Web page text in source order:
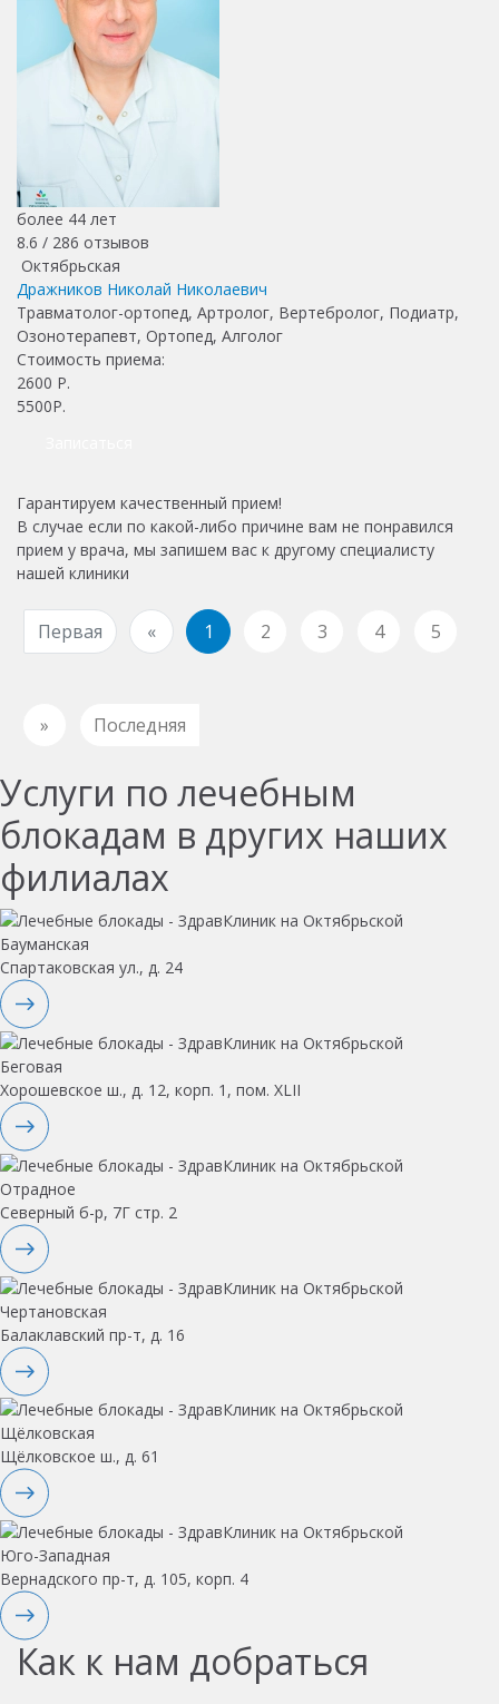
более 44 лет
8.6 / 286 отзывов
Октябрьская
Дражников Николай Николаевич
Травматолог-ортопед, Артролог, Вертебролог, Подиатр,
Озонотерапевт, Ортопед, Алголог
Стоимость приема:
2600 Р.
5500Р.
Гарантируем качественный прием!
В случае если по какой-либо причине вам не понравился
прием у врача, мы запишем вас к другому специалисту
нашей клиники
Первая « 1 2 3 4 5
» Последняя
Услуги по лечебным
блокадам в других наших
филиалах
Бауманская
Спартаковская ул., д. 24
Беговая
Хорошевское ш., д. 12, корп. 1, пом. XLII
Отрадное
Северный б-р, 7Г стр. 2
Чертановская
Балаклавский пр-т, д. 16
Щёлковская
Щёлковское ш., д. 61
Юго-Западная
Вернадского пр-т, д. 105, корп. 4
Как к нам добраться